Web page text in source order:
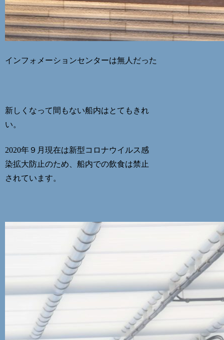
インフォメーションセンターは無人だった
新しくなって間もない船内はとてもきれ
い。
2020年９月現在は新型コロナウイルス感
染拡大防止のため、船内での飲食は禁止
されています。